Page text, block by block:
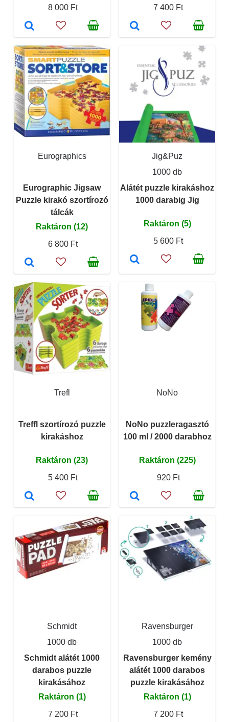
8 000 Ft
7 400 Ft
Eurographics
Eurographic Jigsaw
Puzzle kirakó szortírozó
tálcák
Raktáron (12)
6 800 Ft
Jig&Puz
1000 db
Alátét puzzle kirakáshoz
1000 darabig Jig
Raktáron (5)
5 600 Ft
Trefl
Treffl szortírozó puzzle
kirakáshoz
Raktáron (23)
5 400 Ft
NoNo
NoNo puzzleragasztó
100 ml / 2000 darabhoz
Raktáron (225)
920 Ft
Schmidt
1000 db
Schmidt alátét 1000
darabos puzzle
kirakásához
Raktáron (1)
7 200 Ft
Ravensburger
1000 db
Ravensburger kemény
alátét 1000 darabos
puzzle kirakásához
Raktáron (1)
7 200 Ft